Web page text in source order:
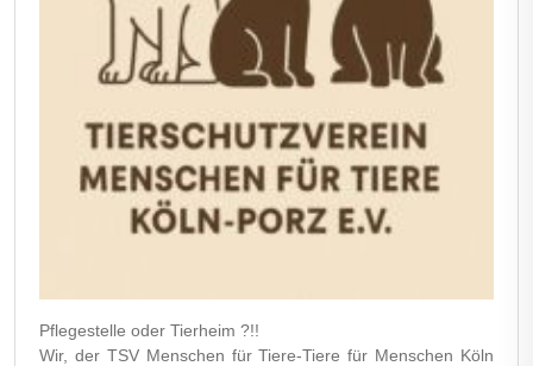
Pflegestelle oder Tierheim ?!!
Wir, der TSV Menschen für Tiere-Tiere für Menschen Köln